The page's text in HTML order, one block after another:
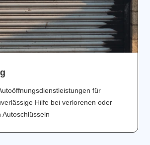
für
Hilfe bei verlorenen oder